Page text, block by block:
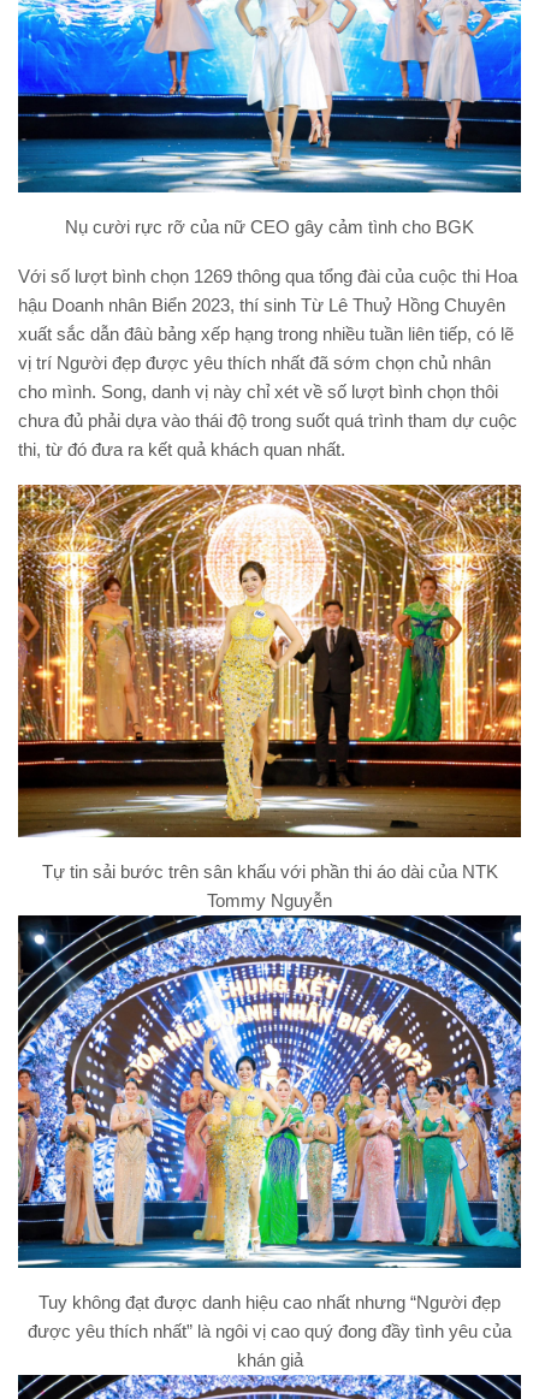
Nụ cười rực rỡ của nữ CEO gây cảm tình cho BGK
Với số lượt bình chọn 1269 thông qua tổng đài của cuộc thi Hoa
hậu Doanh nhân Biển 2023, thí sinh Từ Lê Thuỷ Hồng Chuyên
xuất sắc dẫn đâù bảng xếp hạng trong nhiều tuần liên tiếp, có lẽ
vị trí Người đẹp được yêu thích nhất đã sớm chọn chủ nhân
cho mình. Song, danh vị này chỉ xét về số lượt bình chọn thôi
chưa đủ phải dựa vào thái độ trong suốt quá trình tham dự cuộc
thi, từ đó đưa ra kết quả khách quan nhất.
Tự tin sải bước trên sân khấu với phần thi áo dài của NTK
Tommy Nguyễn
Tuy không đạt được danh hiệu cao nhất nhưng “Người đẹp
được yêu thích nhất” là ngôi vị cao quý đong đầy tình yêu của
khán giả